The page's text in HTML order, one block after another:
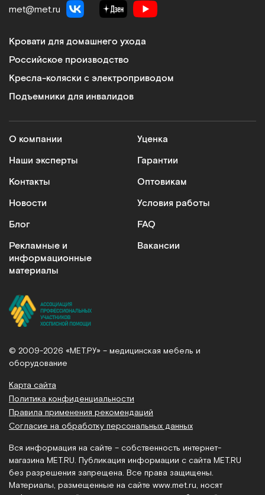
met@met.ru
Кровати для домашнего ухода
Российское производство
Кресла-коляски с электроприводом
Подъемники для инвалидов
О компании
Наши эксперты
Контакты
Новости
Блог
Рекламные и
информационные
материалы
Уценка
Гарантии
Оптовикам
Условия работы
FAQ
Вакансии
© 2009-2026 «МЕТ.РУ» – медицинская мебель и
оборудование
Карта сайта
Политика конфиденциальности
Правила применения рекомендаций
Согласие на обработку персональных данных
Вся информация на сайте – собственность интернет-
магазина MET.RU. Публикация информации с сайта MET.RU
без разрешения запрещена. Все права защищены.
Материалы, размещенные на сайте www.met.ru , носят